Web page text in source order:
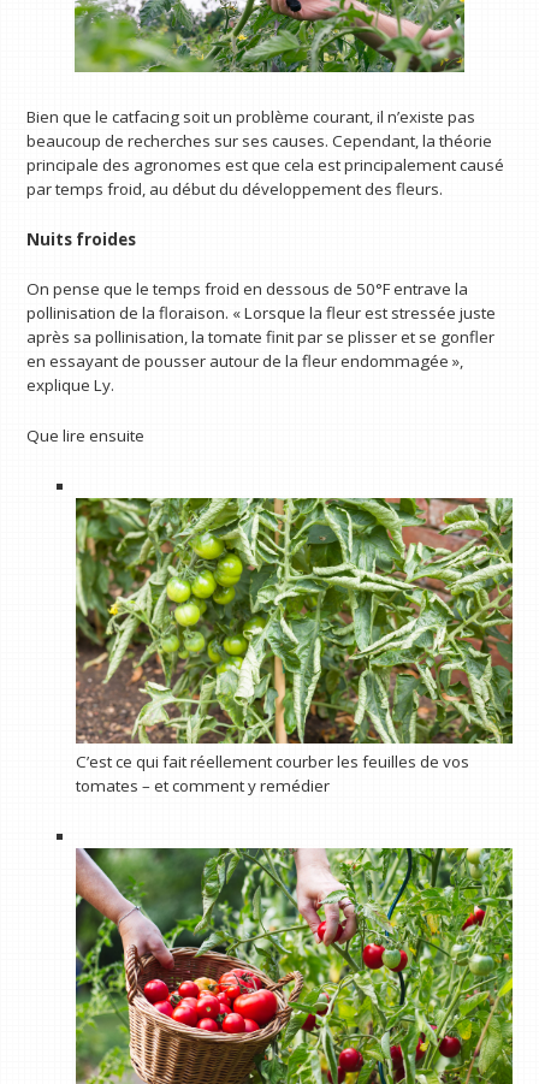
Bien que le catfacing soit un problème courant, il n’existe pas
beaucoup de recherches sur ses causes. Cependant, la théorie
principale des agronomes est que cela est principalement causé
par temps froid, au début du développement des fleurs.
Nuits froides
On pense que le temps froid en dessous de 50°F entrave la
pollinisation de la floraison. « Lorsque la fleur est stressée juste
après sa pollinisation, la tomate finit par se plisser et se gonfler
en essayant de pousser autour de la fleur endommagée »,
explique Ly.
Que lire ensuite
C’est ce qui fait réellement courber les feuilles de vos
tomates – et comment y remédier